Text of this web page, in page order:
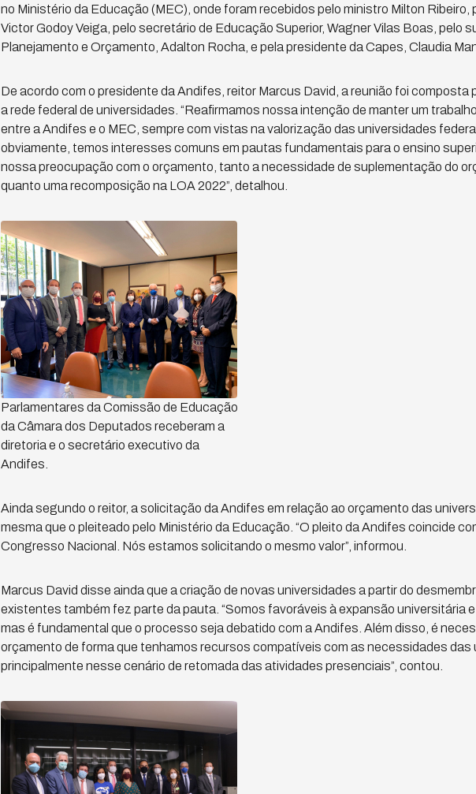
no Ministério da Educação (MEC), onde foram recebidos pelo ministro Milton Ribeiro,
Victor Godoy Veiga, pelo secretário de Educação Superior, Wagner Vilas Boas, pelo
Planejamento e Orçamento, Adalton Rocha, e pela presidente da Capes, Claudia
De acordo com o presidente da Andifes, reitor Marcus David, a reunião foi composta
a rede federal de universidades. “Reafirmamos nossa intenção de manter um
entre a Andifes e o MEC, sempre com vistas na valorização das universidades
obviamente, temos interesses comuns em pautas fundamentais para o ensino
nossa preocupação com o orçamento, tanto a necessidade de suplementação do
quanto uma recomposição na LOA 2022”, detalhou.
Parlamentares da Comissão de Educação
da Câmara dos Deputados receberam a
diretoria e o secretário executivo da
Andifes.
Ainda segundo o reitor, a solicitação da Andifes em relação ao orçamento das
mesma que o pleiteado pelo Ministério da Educação. “O pleito da Andifes coincide
Congresso Nacional. Nós estamos solicitando o mesmo valor”, informou.
Marcus David disse ainda que a criação de novas universidades a partir do
existentes também fez parte da pauta. “Somos favoráveis à expansão universitária e
mas é fundamental que o processo seja debatido com a Andifes. Além disso, é
orçamento de forma que tenhamos recursos compatíveis com as necessidades das
principalmente nesse cenário de retomada das atividades presenciais”, contou.